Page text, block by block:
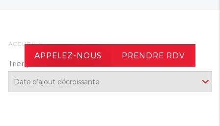
APPELEZ-NOUS PRENDRE RDV
ACCUEIL >
Trier par